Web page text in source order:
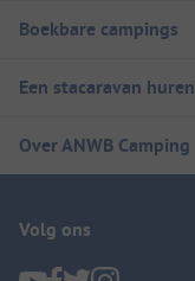
Boekbare campings
Een stacaravan huren
Over ANWB Camping
Volg ons